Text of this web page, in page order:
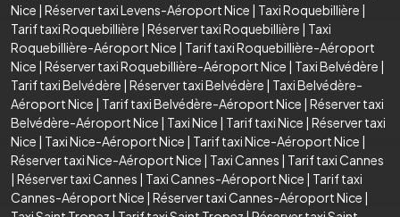
Nice | Réserver taxi Levens-Aéroport Nice | Taxi Roquebillière |
Tarif taxi Roquebillière | Réserver taxi Roquebillière | Taxi
Roquebillière-Aéroport Nice | Tarif taxi Roquebillière-Aéroport
Nice | Réserver taxi Roquebillière-Aéroport Nice | Taxi Belvédère |
Tarif taxi Belvédère | Réserver taxi Belvédère | Taxi Belvédère-
Aéroport Nice | Tarif taxi Belvédère-Aéroport Nice | Réserver taxi
Belvédère-Aéroport Nice | Taxi Nice | Tarif taxi Nice | Réserver taxi
Nice | Taxi Nice-Aéroport Nice | Tarif taxi Nice-Aéroport Nice |
Réserver taxi Nice-Aéroport Nice | Taxi Cannes | Tarif taxi Cannes
| Réserver taxi Cannes | Taxi Cannes-Aéroport Nice | Tarif taxi
Cannes-Aéroport Nice | Réserver taxi Cannes-Aéroport Nice |